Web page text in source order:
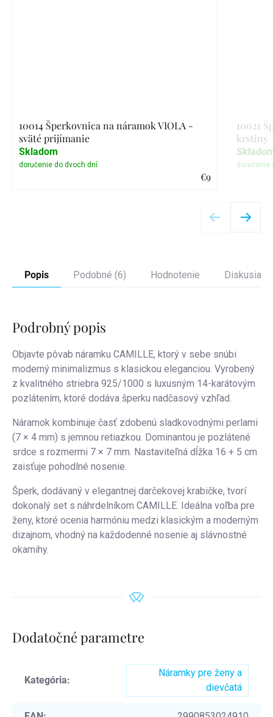
10014 Šperkovnica na náramok VIOLA -
sväté prijímanie
€9
Skladom
10021
krstiny
Popis Podobné (6) Hodnotenie Diskusia
Podrobný popis
Objavte pôvab náramku CAMILLE, ktorý v sebe snúbi
moderný minimalizmus s klasickou eleganciou. Vyrobený
z kvalitného striebra 925/1000 s luxusným 14-karátovým
pozlátením, ktoré dodáva šperku nadčasový vzhľad.
Náramok kombinuje časť zdobenú sladkovodnými perlami
(7 × 4 mm) s jemnou retiazkou. Dominantou je pozlátené
srdce s rozmermi 7 × 7 mm. Nastaviteľná dĺžka 16 + 5 cm
zaisťuje pohodlné nosenie.
Šperk, dodávaný v elegantnej darčekovej krabičke, tvorí
dokonalý set s náhrdelníkom CAMILLE. Ideálna voľba pre
ženy, ktoré ocenia harmóniu medzi klasickým a moderným
dizajnom, vhodný na každodenné nosenie aj slávnostné
okamihy.
Dodatočné parametre
Kategória:
Náramky pre ženy a
dievčatá